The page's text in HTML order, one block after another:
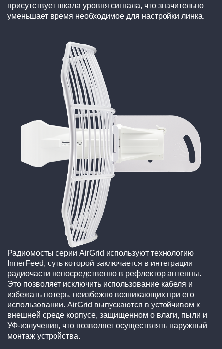
присутствует шкала уровня сигнала, что значительно
уменьшает время необходимое для настройки линка.
Радиомосты серии AirGrid используют технологию
InnerFeed, суть которой заключается в интеграции
радиочасти непосредственно в рефлектор антенны.
Это позволяет исключить использование кабеля и
избежать потерь, неизбежно возникающих при его
использовании. AirGrid выпускаются в устойчивом к
внешней среде корпусе, защищенном о влаги, пыли и
УФ-излучения, что позволяет осуществлять наружный
монтаж устройства.